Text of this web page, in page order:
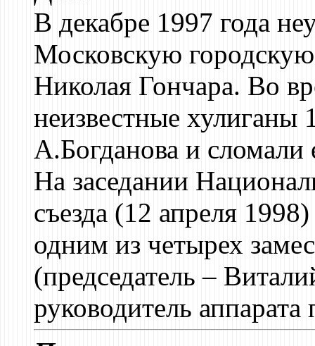
В декабре 1997 года
Московскую
Николая Гончара. Во
неизвестные хулиганы
А.Богданова и сломали
На заседании
съезда (12 апреля
одним из четырех
(председатель –
руководитель